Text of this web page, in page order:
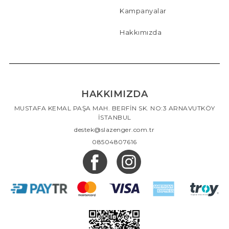
tün Kalitede Polar Ürünlere Sahip Olma
Yapısı nedeniyle dayanıklı, konforlu ve nitelikli olan polar sweatshirt son yıllarda
kullanım imkânı sunan bu kumaş, özellikle hırka, ceket,
giyim ürünlerinde karşınıza çıkar. Bayan kapşonlu peluş polar ürünleri sizi sıcak
tutarken aynı zamanda başınızı rüzgârdan ve yağmurdan korur. Bu tarz
ürünlerin kapüşonsuz modelleri de mevcuttur. Fermuarlı, yarı fermuarlı gibi
Hemen giy çık yapabileceğiniz bu kıyafetleri evde, sokakta, sporda veya gün
içerisinde herhangi bir yerde gönül rahatlığıyla kullanabilirsiniz. Uygun fiyat
sayfamızı detaylı olarak inceleyerek ihtiyaçlarınıza yönelik seçeneklere kolaylıkla
ulaşabilir, güvenle alabilirsiniz.
Kampanyalar
Hakkımızda
HAKKIMIZDA
MUSTAFA KEMAL PAŞA MAH. BERFİN SK. NO:3 ARNAVUTKÖY
İSTANBUL
destek@slazenger.com.tr
08504807616